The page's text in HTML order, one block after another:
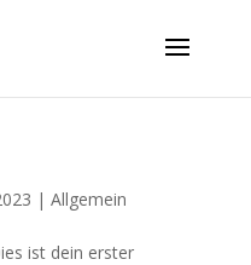
| Allgemein
ist dein erster